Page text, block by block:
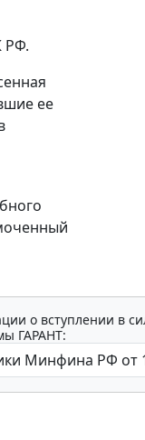
РФ.
ее
о вступлении в
ГАРАНТ: